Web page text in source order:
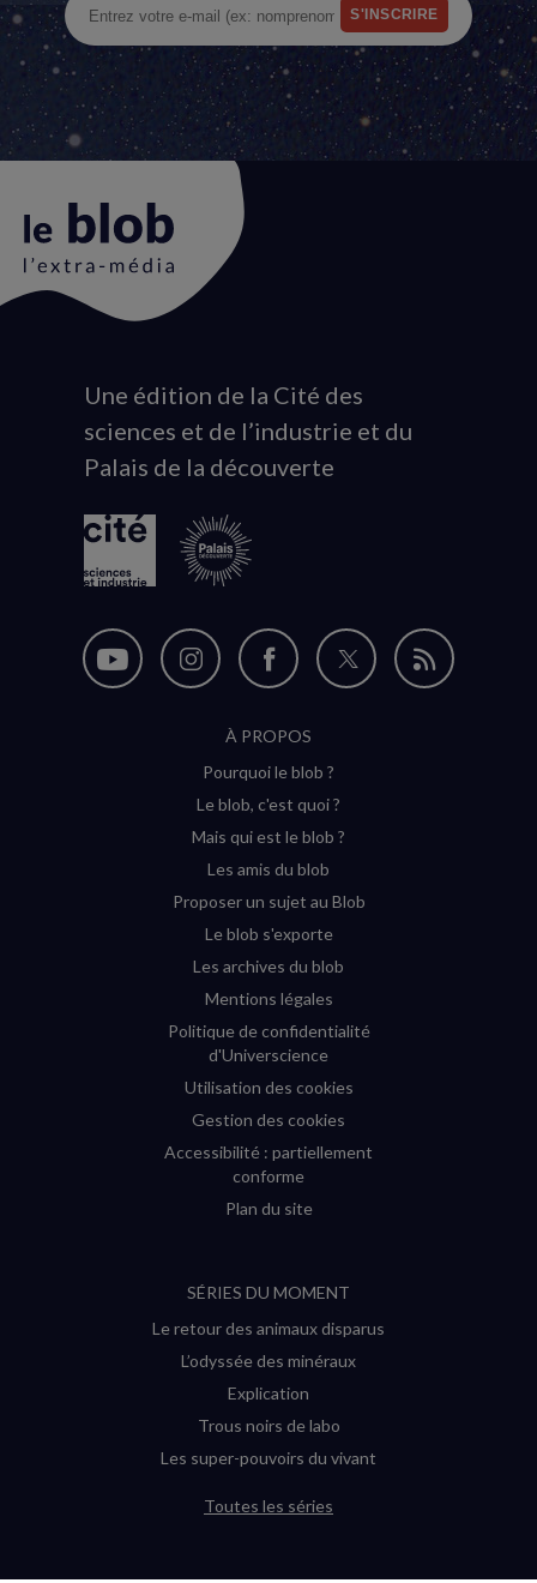
Animation
du
logo
Une édition de la Cité des
sciences et de l’industrie et du
Palais de la découverte
Nous
Nous
Instagram
(nouvelle
Nous
sur
Facebook
(nouvelle
Nous
Flux
À PROPOS
Pourquoi le blob ?
Le blob, c'est quoi ?
Mais qui est le blob ?
Les amis du blob
Proposer un sujet au Blob
Le blob s'exporte
Les archives du blob
Mentions légales
Politique de confidentialité
d'Universcience
Utilisation des cookies
Gestion des cookies
Accessibilité : partiellement
conforme
Plan du site
SÉRIES DU MOMENT
Le retour des animaux disparus
L’odyssée des minéraux
Explication
Trous noirs de labo
Les super-pouvoirs du vivant
Toutes les séries